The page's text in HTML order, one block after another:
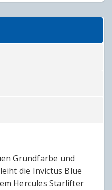
Grundfarbe und
die Invictus Blue
Hercules Starlifter